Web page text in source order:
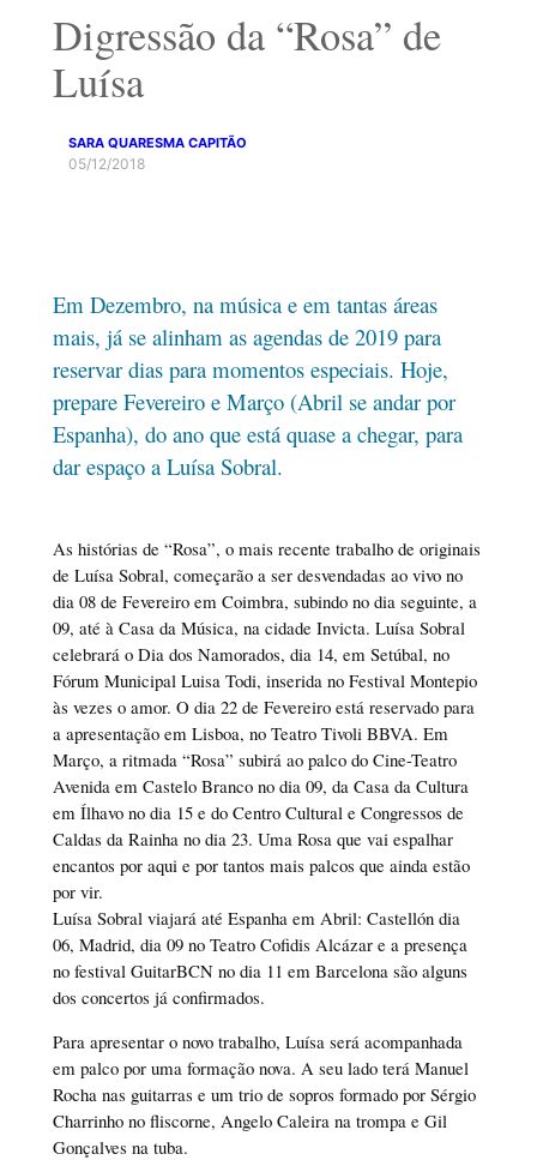
Digressão da “Rosa” de
Luísa
SARA QUARESMA CAPITÃO
05/12/2018
Em Dezembro, na música e em tantas áreas
mais, já se alinham as agendas de 2019 para
reservar dias para momentos especiais. Hoje,
prepare Fevereiro e Março (Abril se andar por
Espanha), do ano que está quase a chegar, para
dar espaço a Luísa Sobral.
As histórias de “Rosa”, o mais recente trabalho de originais
de Luísa Sobral, começarão a ser desvendadas ao vivo no
dia 08 de Fevereiro em Coimbra, subindo no dia seguinte, a
09, até à Casa da Música, na cidade Invicta. Luísa Sobral
celebrará o Dia dos Namorados, dia 14, em Setúbal, no
Fórum Municipal Luisa Todi, inserida no Festival Montepio
às vezes o amor. O dia 22 de Fevereiro está reservado para
a apresentação em Lisboa, no Teatro Tivoli BBVA. Em
Março, a ritmada “Rosa” subirá ao palco do Cine-Teatro
Avenida em Castelo Branco no dia 09, da Casa da Cultura
em Ílhavo no dia 15 e do Centro Cultural e Congressos de
Caldas da Rainha no dia 23. Uma Rosa que vai espalhar
encantos por aqui e por tantos mais palcos que ainda estão
por vir.
Luísa Sobral viajará até Espanha em Abril: Castellón dia
06, Madrid, dia 09 no Teatro Cofidis Alcázar e a presença
no festival GuitarBCN no dia 11 em Barcelona são alguns
dos concertos já confirmados.
Para apresentar o novo trabalho, Luísa será acompanhada
em palco por uma formação nova. A seu lado terá Manuel
Rocha nas guitarras e um trio de sopros formado por Sérgio
Charrinho no fliscorne, Angelo Caleira na trompa e Gil
Gonçalves na tuba.